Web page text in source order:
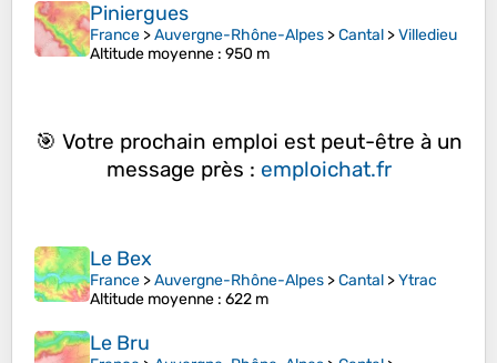
Piniergues
France >Auvergne-Rhône-Alpes >Cantal >Villedieu
Altitude moyenne : 950 m
🎯 Votre prochain emploi est peut-être à un
message près : emploichat.fr
Le Bex
France >Auvergne-Rhône-Alpes >Cantal >Ytrac
Altitude moyenne : 622 m
Le Bru